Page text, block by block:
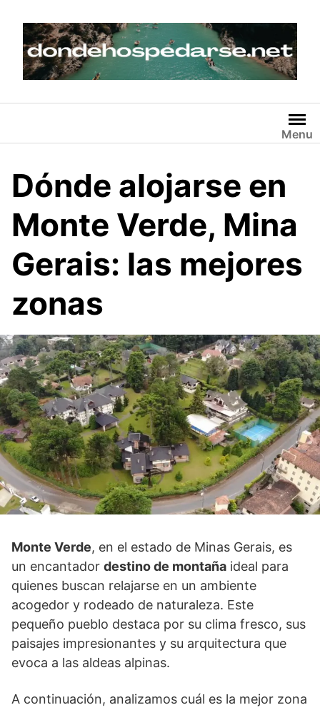
content
Menu
Dónde alojarse en
Monte Verde, Mina
Gerais: las mejores
zonas
Monte Verde, en el estado de Minas Gerais, es
un encantador destino de montaña ideal para
quienes buscan relajarse en un ambiente
acogedor y rodeado de naturaleza. Este
pequeño pueblo destaca por su clima fresco, sus
paisajes impresionantes y su arquitectura que
evoca a las aldeas alpinas.
A continuación, analizamos cuál es la mejor zona